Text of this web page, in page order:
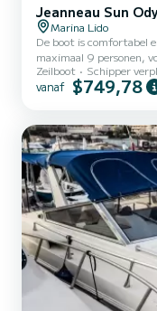
Jeanneau Sun
Marina Lido
De boot is comfortabel
maximaal 9 personen,
aan boord is er ruimte
hutten met 2 badkamers
Zeilboot Schipper
vanaf $749,78